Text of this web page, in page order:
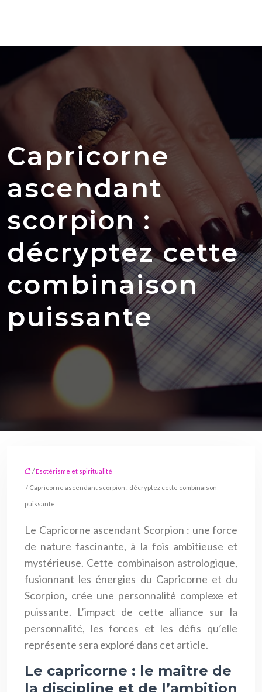
Capricorne
ascendant
scorpion :
décryptez cette
combinaison
puissante
/ Esotérisme et spiritualité
/ Capricorne ascendant scorpion : décryptez cette combinaison
puissante
Le Capricorne ascendant Scorpion : une force
de nature fascinante, à la fois ambitieuse et
mystérieuse. Cette combinaison astrologique,
fusionnant les énergies du Capricorne et du
Scorpion, crée une personnalité complexe et
puissante. L’impact de cette alliance sur la
personnalité, les forces et les défis qu’elle
représente sera exploré dans cet article.
Le capricorne : le maître de
la discipline et de l’ambition